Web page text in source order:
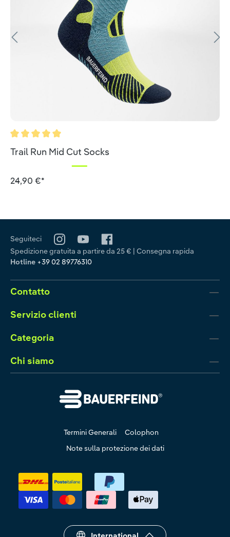
Valutazione media di 5 su 5 stelle
Trail Run Mid Cut Socks
24,90 €*
Seguiteci
Spedizione gratuita a partire da 25 € | Consegna rapida
Hotline +39 02 89776310
Contatto
Servizio clienti
Categoria
Chi siamo
Termini Generali
Colophon
Note sulla protezione dei dati